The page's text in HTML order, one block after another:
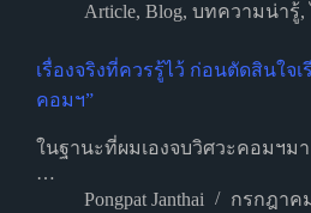
Article, Blog, บทความน่ารู้,
เรื่องจริงที่ควรรู้ไว้ ก่อนตัดสินใจเ
คอมฯ”
ในฐานะที่ผมเองจบวิศวะคอมฯมา
…
Pongpat Janthai
กรกฎาค